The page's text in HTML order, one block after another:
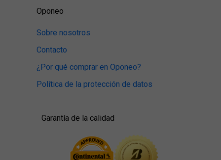
Oponeo
Sobre nosotros
Contacto
¿Por qué comprar en Oponeo?
Política de la protección de datos
Garantía de la calidad